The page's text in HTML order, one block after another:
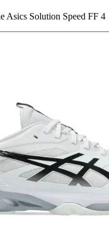
Asics Solution Speed FF 4